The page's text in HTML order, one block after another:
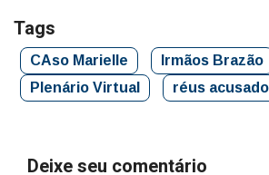
Tags
CAso Marielle
Irmãos Brazão
Plenário Virtual
réus acusado
Deixe seu comentário